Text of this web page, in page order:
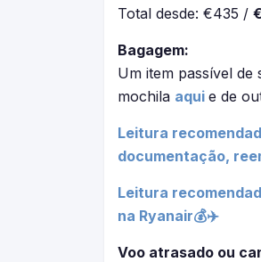
Total desde: €435 /
Bagagem:
Um item passível
mochila aqui e de
Leitura
documentação,
Leitura
na Ryanair💰✈️
Voo atrasado ou